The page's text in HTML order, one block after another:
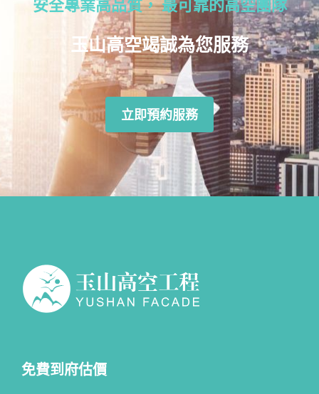
安全專業高品質， 最可靠的高空團隊
玉山高空竭誠為您服務
立即預約服務
免費到府估價